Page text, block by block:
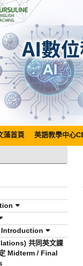
藻首頁 英語教學中心
Introduction
共同英文課
Midterm / Final